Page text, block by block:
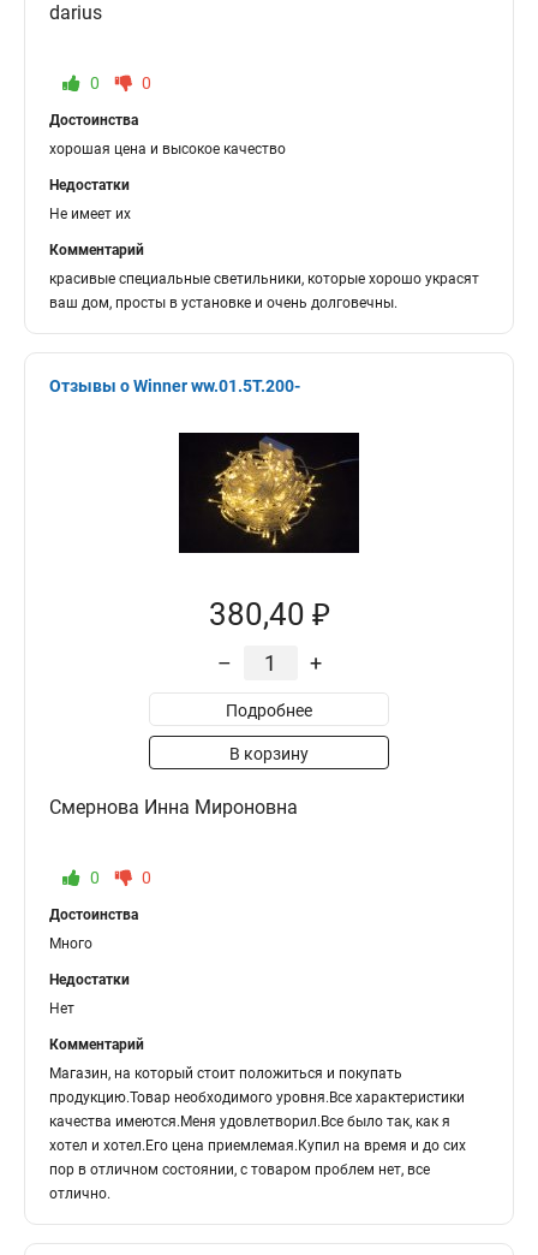
darius
0 0
Достоинства
хорошая цена и высокое качество
Недостатки
Не имеет их
Комментарий
красивые специальные светильники, которые хорошо украсят
ваш дом, просты в установке и очень долговечны.
Отзывы о Winner ww.01.5T.200-
380,40 ₽
– +
Подробнее
В корзину
Смернова Инна Мироновна
0 0
Достоинства
Много
Недостатки
Нет
Комментарий
Магазин, на который стоит положиться и покупать
продукцию.Товар необходимого уровня.Все характеристики
качества имеются.Меня удовлетворил.Все было так, как я
хотел и хотел.Его цена приемлемая.Купил на время и до сих
пор в отличном состоянии, с товаром проблем нет, все
отлично.